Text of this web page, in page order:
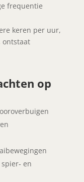
frequentie
keren per uur,
ontstaat
op
en